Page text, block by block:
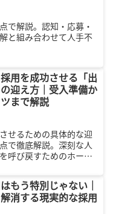
で解説。認知・応募・
と組み合わせて人手不
用を成功させる「出
迎え方｜受入準備か
まで解説
せるための具体的な迎
で徹底解説。深刻な人
呼び戻すためのホーム
両立する戦略的人事の
もう特別じゃない｜
消する現実的な採用